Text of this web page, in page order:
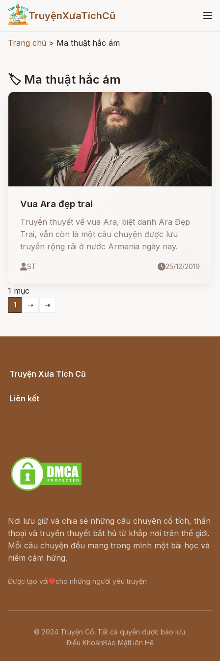
TruyệnXưaTíchCũ
Trang chủ > Ma thuật hắc ám
🏷 Ma thuật hắc ám
Vua Ara đẹp trai
Truyền thuyết về vua Ara, biệt danh Ara Đẹp
Trai, vẫn còn là một câu chuyện được lưu
truyền rộng rãi ở nước Armenia ngày nay.
ST 25/12/2019
1 mục
1 ⇢ ⇥
Truyện Xưa Tích Cũ
Liên kết
Nơi lưu giữ và chia sẻ những câu chuyện cổ tích, thần
thoại và truyền thuyết bất hủ từ khắp nơi trên thế giới.
Mỗi câu chuyện đều mang trong mình một bài học và
niềm cảm hứng.
Được tạo với cho những người yêu truyện
© 2024 Truyện Cổ. Tất cả quyền được bảo lưu.
Điều KhoảnBảo MậtLiên Hệ